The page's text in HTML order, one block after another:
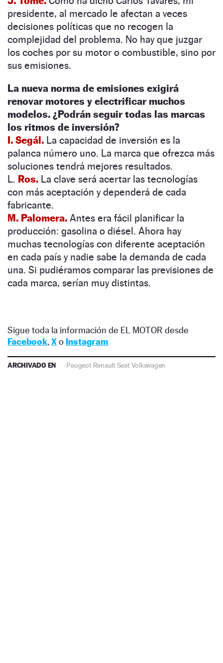
presidente, al mercado le afectan a veces
decisiones políticas que no recogen la
complejidad del problema. No hay que juzgar
los coches por su motor o combustible, sino por
sus emisiones.
La nueva norma de emisiones exigirá
renovar motores y electrificar muchos
modelos. ¿Podrán seguir todas las marcas
los ritmos de inversión?
I. Segál. La capacidad de inversión es la
palanca número uno. La marca que ofrezca más
soluciones tendrá mejores resultados.
L. Ros. La clave será acertar las tecnologías
con más aceptación y dependerá de cada
fabricante.
M. Palomera. Antes era fácil planificar la
producción: gasolina o diésel. Ahora hay
muchas tecnologías con diferente aceptación
en cada país y nadie sabe la demanda de cada
una. Si pudiéramos comparar las previsiones de
cada marca, serían muy distintas.
Sigue toda la información de EL MOTOR desde
Facebook, Xo Instagram
ARCHIVADO EN ·Peugeot RenaultSeat Volkswagen